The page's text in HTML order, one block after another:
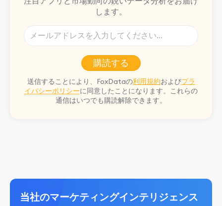
します。
購読する
送信することにより、FoxDataの利用規約およびプラ
イバシーポリシーに同意したことになります。これらの
通信はいつでも購読解除できます。
当社のマーケティングインテリジェンス